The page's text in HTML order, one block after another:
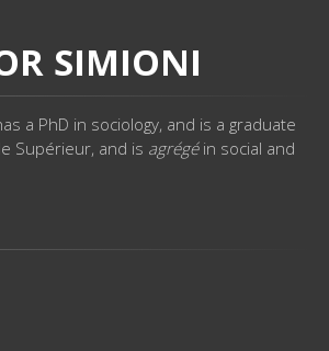
SIMIONI
a PhD in sociology, and is a graduate
Supérieur, and is agrégéin social and